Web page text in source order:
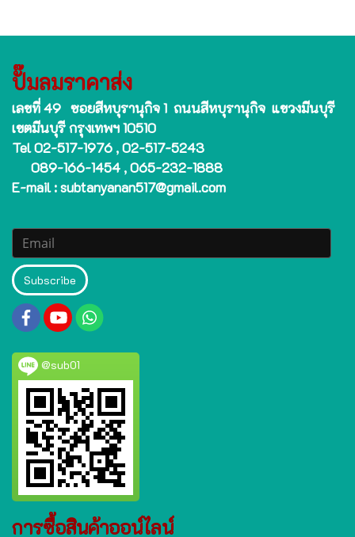
ปั๊มลมราคาส่ง
เลขที่ 49 ซอยสีหบุรานุกิจ 1 ถนนสีหบุรานุกิจ แขวงมีนบุรี
เขตมีนบุรี กรุงเทพฯ 10510
Tel 02-517-1976 , 02-517-5243
089-166-1454 , 065-232-1888
E-mail : subtanyanan517@gmail.com
Subscribe
@sub01
การซื้อสินค้าออน์ไลน์